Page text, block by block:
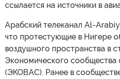
ссылается на источники в
Арабский телеканал Al-
что протестующие в Нигере
воздушного пространства в
Экономического сообщества
(ЭКОВАС). Ранее в